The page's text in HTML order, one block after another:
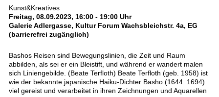
Kunst&Kreatives
Freitag, 08.09.2023, 16:00 - 19:00 Uhr
Galerie Adlergasse, Kultur Forum Wachsbleichstr. 4a, EG
(barrierefrei zugänglich)
Bashos Reisen sind Bewegungslinien, die Zeit und Raum
abbilden, als sei er ein Bleistift, und während er wandert malen
sich Liniengebilde. (Beate Terfloth) Beate Terfloth (geb. 1958) ist
wie der bekannte japanische Haiku-Dichter Basho (1644  1694)
viel gereist und verarbeitet in ihren Zeichnungen und Aquarellen